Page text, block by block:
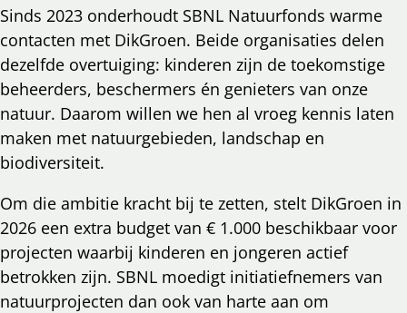
Sinds 2023 onderhoudt SBNL Natuurfonds warme
contacten met DikGroen. Beide organisaties delen
dezelfde overtuiging: kinderen zijn de toekomstige
beheerders, beschermers én genieters van onze
natuur. Daarom willen we hen al vroeg kennis laten
maken met natuurgebieden, landschap en
biodiversiteit.
Om die ambitie kracht bij te zetten, stelt DikGroen in
2026 een extra budget van € 1.000 beschikbaar voor
projecten waarbij kinderen en jongeren actief
betrokken zijn. SBNL moedigt initiatiefnemers van
natuurprojecten dan ook van harte aan om